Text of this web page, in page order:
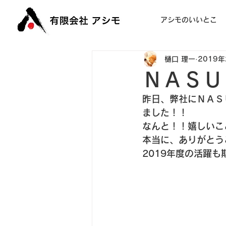
アシモのいいとこ
ＮＡＳ
樋口 理一 2019年
昨日、弊社にＮＡ
ました！！
なんと！！嬉しい
本当に、ありがと
2019年度の活躍も